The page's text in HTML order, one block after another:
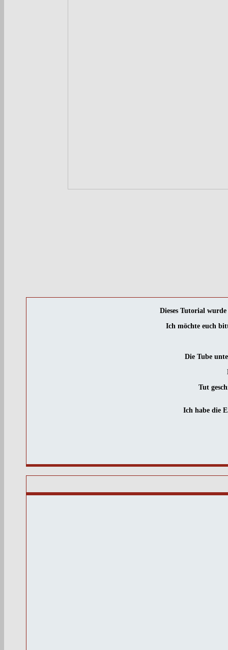
Dieses Tutorial
Ich möchte euch
Die Tube
Tut
Ich habe die